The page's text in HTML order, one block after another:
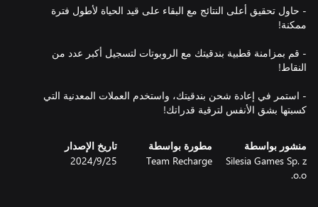
- حاول تحقيق أعلى النتائج مع البقاء على قيد الحياة لأطول فترة
- قم بمزامنة قطبية بندقيتك مع الروبوتات لتسجيل أكبر عدد من
- استمر في إعادة شحن بندقيتك، واستخدم العملات المعدنية التي
كسبتها بشق الأنفس لترقية قدراتك!
منشور بواسطة
Silesia Games Sp. z
o.o.
مطورة بواسطة
Team Recharge
تاريخ الإصدار
25‏/9‏/2024